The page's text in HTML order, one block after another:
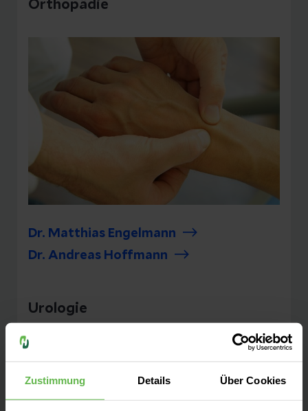
Zustimmung Details Über Cookies
Orthopädie
Dr. Matthias Engelmann
Dr. Andreas Hoffmann
Urologie